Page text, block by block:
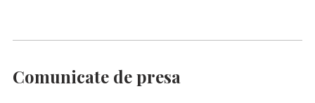
Comunicate de presa